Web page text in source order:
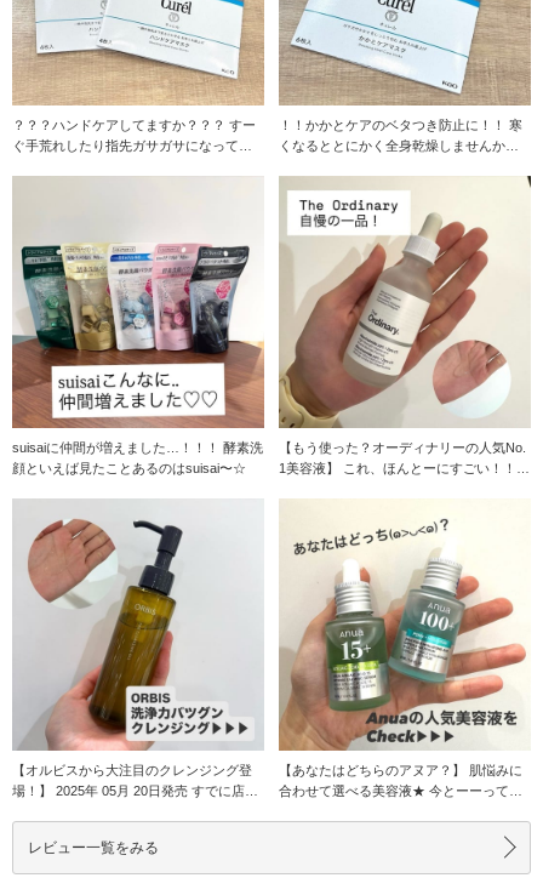
？？？ハンドケアしてますか？？？ すー
ぐ手荒れしたり指先ガサガサになってし
！！かかとケアのベタつき防止に！！ 寒
くなるととにかく全身乾燥しませんか？
suisaiに仲間が増えました…！！！ 酵素洗
顔といえば見たことあるのはsuisai〜☆
【もう使った？オーディナリーの人気No.
1美容液】 これ、ほんとーにすごい！！
【オルビスから大注目のクレンジング登
場！】 2025年 05月 20日発売 すでに店頭
【あなたはどちらのアヌア？】 肌悩みに
合わせて選べる美容液★ 今とーーっても
レビュー一覧をみる